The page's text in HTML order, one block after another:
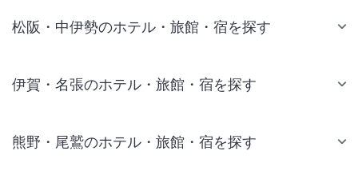
松阪・中伊勢のホテル・旅館・宿を探す
伊賀・名張のホテル・旅館・宿を探す
熊野・尾鷲のホテル・旅館・宿を探す